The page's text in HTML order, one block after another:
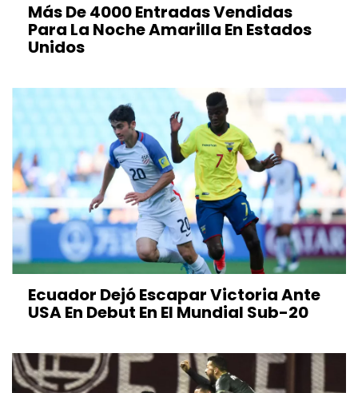
Más De 4000 Entradas Vendidas
Para La Noche Amarilla En Estados
Unidos
Ecuador Dejó Escapar Victoria Ante
USA En Debut En El Mundial Sub-20